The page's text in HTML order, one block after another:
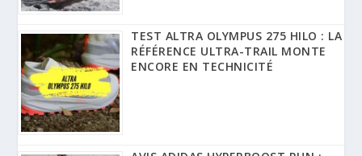
TEST ALTRA OLYMPUS 275 HILO : LA
RÉFÉRENCE ULTRA-TRAIL MONTE
ENCORE EN TECHNICITÉ